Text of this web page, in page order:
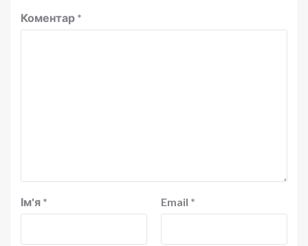
Коментар *
Ім'я * Email *